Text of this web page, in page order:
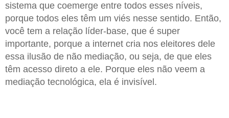
sistema que coemerge entre todos esses níveis,
porque todos eles têm um viés nesse sentido. Então,
você tem a relação líder-base, que é super
importante, porque a internet cria nos eleitores dele
essa ilusão de não mediação, ou seja, de que eles
têm acesso direto a ele. Porque eles não veem a
mediação tecnológica, ela é invisível.